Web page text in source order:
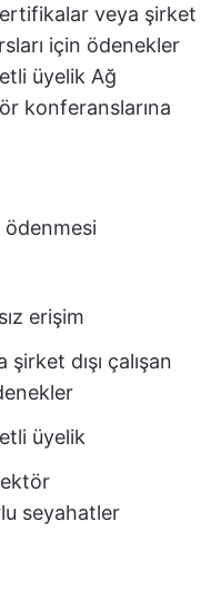
veya şirket
için ödenekler
üyelik Ağ
konferanslarına
ödenmesi
erişim
dışı çalışan
üyelik
seyahatler